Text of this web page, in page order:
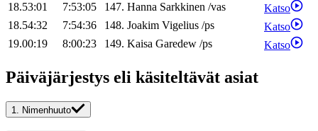
18.53:01
7:53:05 147. Hanna Sarkkinen /vas
Katso
18.54:32
7:54:36 148. Joakim Vigelius /ps
Katso
19.00:19
8:00:23 149. Kaisa Garedew /ps Katso
Päiväjärjestys eli käsiteltävät asiat
1. Nimenhuuto